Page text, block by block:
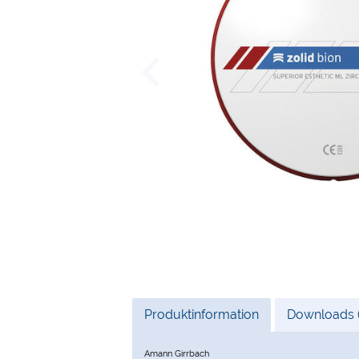
Current
Produktinformation Downloads
Amann Girrbach